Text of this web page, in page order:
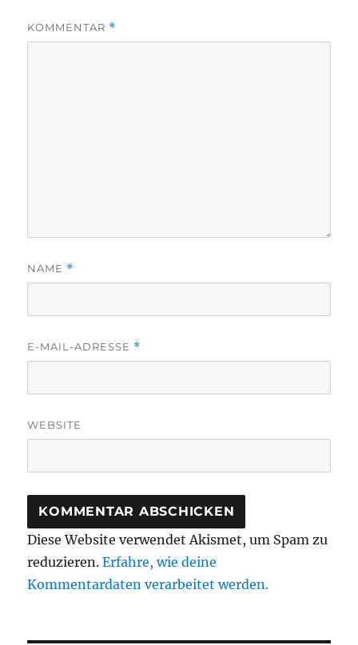
KOMMENTAR *
NAME *
E-MAIL-ADRESSE *
WEBSITE
Diese Website verwendet Akismet, um Spam zu
reduzieren.Erfahre, wie deine
Kommentardaten verarbeitet werden.